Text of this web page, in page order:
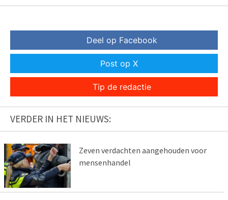
Deel op Facebook
Post op X
Tip de redactie
VERDER IN HET NIEUWS:
Zeven verdachten aangehouden voor
mensenhandel